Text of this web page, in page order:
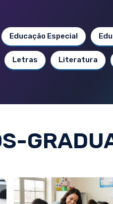
Educação Especial
Letras Literatura